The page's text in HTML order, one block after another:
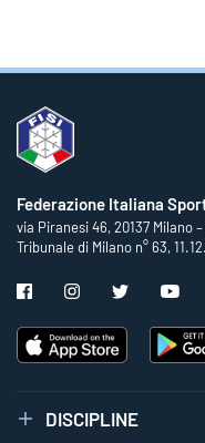
Federazione Italiana
via Piranesi 46, 20137 Milano
Tribunale di Milano n° 63,
DISCIPLINE